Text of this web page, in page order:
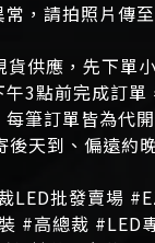
，請拍照片傳
供應，先下單
3點前完成訂
每筆訂單皆為代
天到、偏遠約
LED批發賣場
#高總裁 #LED